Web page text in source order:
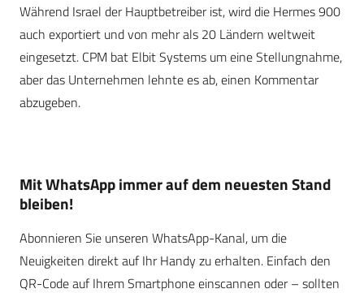
Während Israel der Hauptbetreiber ist, wird die Hermes 900
auch exportiert und von mehr als 20 Ländern weltweit
eingesetzt. CPM bat Elbit Systems um eine Stellungnahme,
aber das Unternehmen lehnte es ab, einen Kommentar
abzugeben.
Mit WhatsApp immer auf dem neuesten Stand
bleiben!
Abonnieren Sie unseren WhatsApp-Kanal, um die
Neuigkeiten direkt auf Ihr Handy zu erhalten. Einfach den
QR-Code auf Ihrem Smartphone einscannen oder – sollten